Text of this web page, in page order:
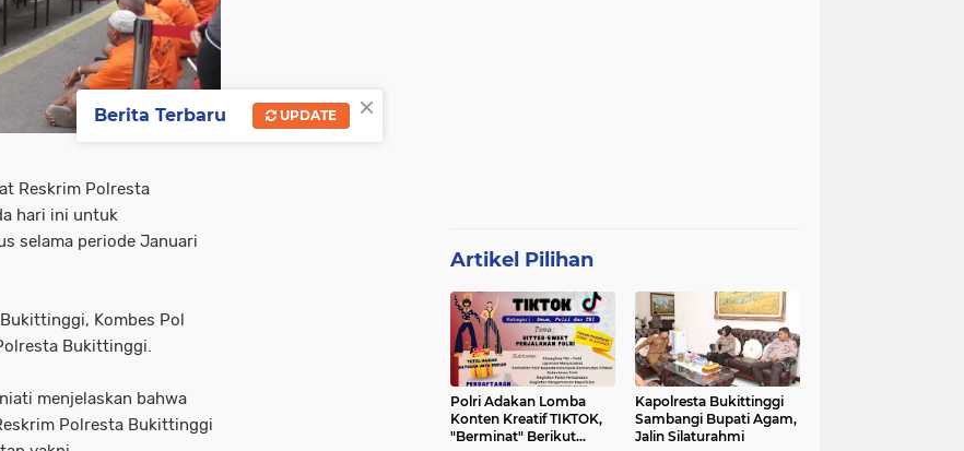
Reskrim Polresta
hari ini untuk
selama periode Januari
Kombes Pol
Bukittinggi.
menjelaskan bahwa
Polresta Bukittinggi
Artikel Pilihan
Polri Adakan Lomba
Konten Kreatif TIKTOK,
"Berminat" Berikut
Kapolresta Bukittinggi
Sambangi Bupati Agam,
Jalin Silaturahmi
×
Berita Terbaru UPDATE